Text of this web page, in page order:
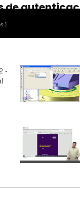
Montaje
ABB con
tramo 10
12:15 ·
calles de
5:57 · 2019